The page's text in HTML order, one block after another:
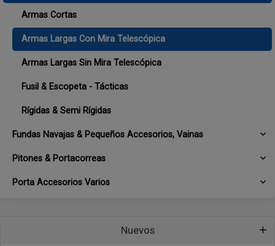
Armas Cortas
Armas Largas Con Mira Telescópica
Armas Largas Sin Mira Telescópica
Fusil & Escopeta - Tácticas
Rígidas & Semi Rígidas
Fundas Navajas & Pequeños Accesorios, Vainas
Pitones & Portacorreas
Porta Accesorios Varios
Nuevos